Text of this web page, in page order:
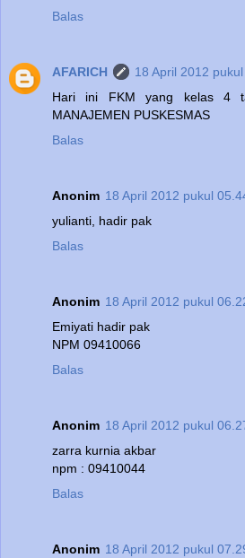
Balas
AFARICH
18 April 2012 pukul
Hari ini FKM yang kelas 4
MANAJEMEN PUSKESMAS
Balas
Anonim 18 April 2012 pukul
yulianti, hadir pak
Balas
Anonim 18 April 2012 pukul
Emiyati hadir pak
NPM 09410066
Balas
Anonim 18 April 2012 pukul
zarra kurnia akbar
npm : 09410044
Balas
Anonim 18 April 2012 pukul